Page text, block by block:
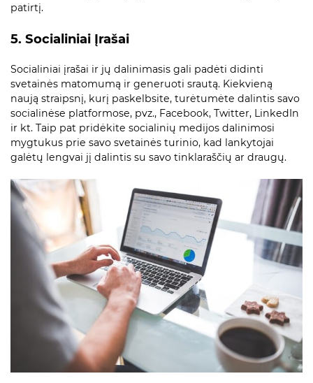
patirtį.
5. Socialiniai Įrašai
Socialiniai įrašai ir jų dalinimasis gali padėti didinti
svetainės matomumą ir generuoti srautą. Kiekvieną
naują straipsnį, kurį paskelbsite, turėtumėte dalintis savo
socialinėse platformose, pvz., Facebook, Twitter, LinkedIn
ir kt. Taip pat pridėkite socialinių medijos dalinimosi
mygtukus prie savo svetainės turinio, kad lankytojai
galėtų lengvai jį dalintis su savo tinklaraščių ar draugų.